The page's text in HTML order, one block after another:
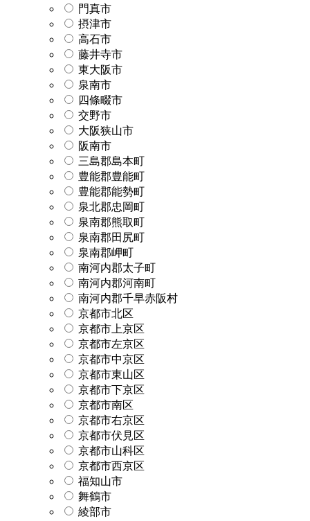
門真市
摂津市
高石市
藤井寺市
東大阪市
泉南市
四條畷市
交野市
大阪狭山市
阪南市
三島郡島本町
豊能郡豊能町
豊能郡能勢町
泉北郡忠岡町
泉南郡熊取町
泉南郡田尻町
泉南郡岬町
南河内郡太子町
南河内郡河南町
南河内郡千早赤阪村
京都市北区
京都市上京区
京都市左京区
京都市中京区
京都市東山区
京都市下京区
京都市南区
京都市右京区
京都市伏見区
京都市山科区
京都市西京区
福知山市
舞鶴市
綾部市